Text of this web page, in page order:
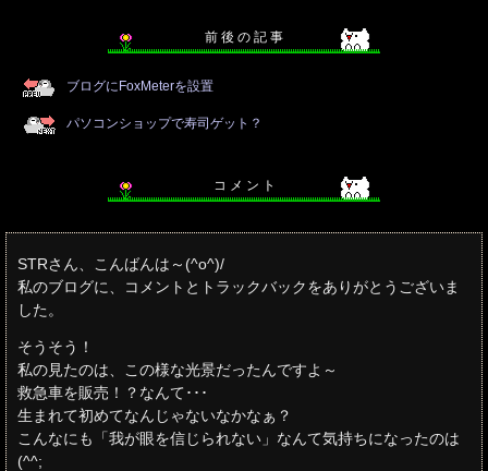
前 後 の 記 事
ブログにFoxMeterを設置
パソコンショップで寿司ゲット？
コ メ ン ト
STRさん、こんばんは～(^o^)/
私のブログに、コメントとトラックバックをありがとうございま
した。
そうそう！
私の見たのは、この様な光景だったんですよ～
救急車を販売！？なんて･･･
生まれて初めてなんじゃないなかなぁ？
こんなにも「我が眼を信じられない」なんて気持ちになったのは
(^^;